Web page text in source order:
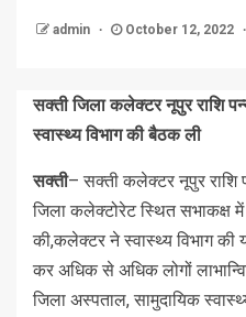
admin October 12, 2022
सक्ती जिला कलेक्टर नूपुर राशि
स्वास्थ्य विभाग की बैठक ली
सक्ती– सक्ती कलेक्टर नूपुर राशि
जिला कलेक्टोरेट स्थित सभाकक्ष में
की,कलेक्टर ने स्वास्थ्य विभाग की
कर अधिक से अधिक लोगों
जिला अस्पताल, सामुदायिक